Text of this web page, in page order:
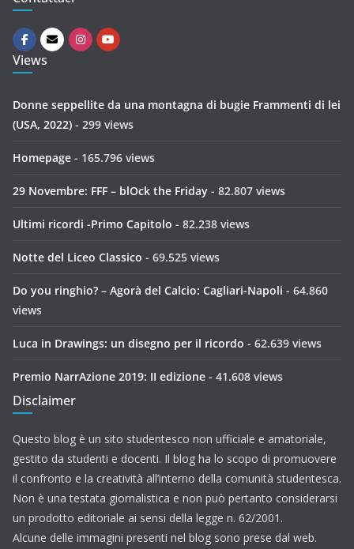
Views
Donne seppellite da una montagna di bugie Frammenti di lei
(USA, 2022) - 299 views
Homepage - 165.796 views
29 Novembre: FFF – blOck the Friday - 82.807 views
Ultimi ricordi -Primo Capitolo - 82.238 views
Notte del Liceo Classico - 69.525 views
Do you ringhio? – Agorà del Calcio: Cagliari-Napoli - 64.860
views
Luca in Drawings: un disegno per il ricordo - 62.639 views
Premio NarrAzione 2019: II edizione - 41.608 views
Disclaimer
Questo blog è un sito studentesco non ufficiale e amatoriale,
gestito da studenti e docenti. Il blog ha lo scopo di promuovere
il confronto e la creatività all’interno della comunità studentesca.
Non è una testata giornalistica e non può pertanto considerarsi
un prodotto editoriale ai sensi della legge n. 62/2001.
Alcune delle immagini presenti nel blog sono prese dal web.